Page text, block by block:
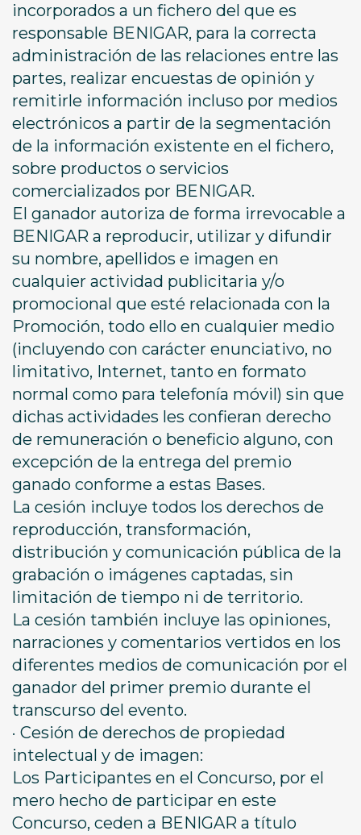
incorporados a un fichero del que es
responsable BENIGAR, para la correcta
administración de las relaciones entre las
partes, realizar encuestas de opinión y
remitirle información incluso por medios
electrónicos a partir de la segmentación
de la información existente en el fichero,
sobre productos o servicios
comercializados por BENIGAR.
El ganador autoriza de forma irrevocable a
BENIGAR a reproducir, utilizar y difundir
su nombre, apellidos e imagen en
cualquier actividad publicitaria y/o
promocional que esté relacionada con la
Promoción, todo ello en cualquier medio
(incluyendo con carácter enunciativo, no
limitativo, Internet, tanto en formato
normal como para telefonía móvil) sin que
dichas actividades les confieran derecho
de remuneración o beneficio alguno, con
excepción de la entrega del premio
ganado conforme a estas Bases.
La cesión incluye todos los derechos de
reproducción, transformación,
distribución y comunicación pública de la
grabación o imágenes captadas, sin
limitación de tiempo ni de territorio.
La cesión también incluye las opiniones,
narraciones y comentarios vertidos en los
diferentes medios de comunicación por el
ganador del primer premio durante el
transcurso del evento.
· Cesión de derechos de propiedad
intelectual y de imagen:
Los Participantes en el Concurso, por el
mero hecho de participar en este
Concurso, ceden a BENIGAR a título